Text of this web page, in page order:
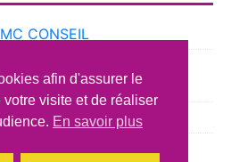
CONSEIL
DU CAMPING CAR
afin d'assurer le
visite et de réaliser
En savoir plus